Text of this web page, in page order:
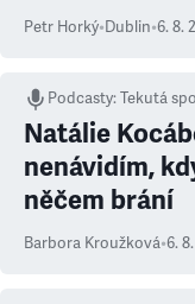
Petr Horký•Dublin•6. 8.
Podcasty:Tekutá
Natálie
nenávidím,
něčem brání
Barbora Kroužková•6.